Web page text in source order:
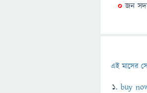
0জন
এই মাসের
buy